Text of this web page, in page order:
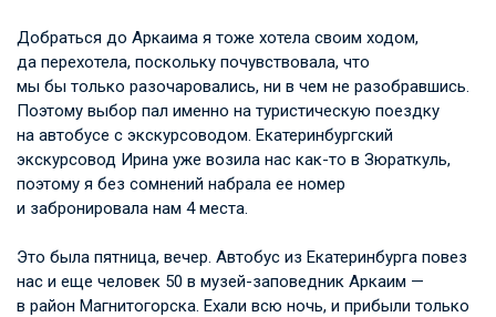
Добраться до Аркаима я тоже хотела своим ходом,
да перехотела, поскольку почувствовала, что
мы бы только разочаровались, ни в чем не разобравшись.
Поэтому выбор пал именно на туристическую поездку
на автобусе с экскурсоводом. Екатеринбургский
экскурсовод Ирина уже возила нас как-то в Зюраткуль,
поэтому я без сомнений набрала ее номер
и забронировала нам 4 места.
Это была пятница, вечер. Автобус из Екатеринбурга повез
нас и еще человек 50 в музей-заповедник Аркаим —
в район Магнитогорска. Ехали всю ночь, и прибыли только